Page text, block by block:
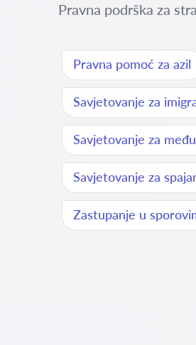
Pravna podrška za
Pravna pomoć za azil
Savjetovanje za
Savjetovanje za
Savjetovanje za
Zastupanje u